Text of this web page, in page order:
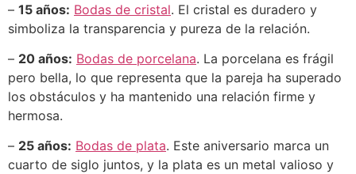
– 15 años: Bodas de cristal. El cristal es duradero y
simboliza la transparencia y pureza de la relación.
– 20 años: Bodas de porcelana. La porcelana es frágil
pero bella, lo que representa que la pareja ha superado
los obstáculos y ha mantenido una relación firme y
hermosa.
– 25 años: Bodas de plata. Este aniversario marca un
cuarto de siglo juntos, y la plata es un metal valioso y